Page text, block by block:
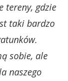
tereny, gdzie
taki bardzo
sobie, ale
naszego